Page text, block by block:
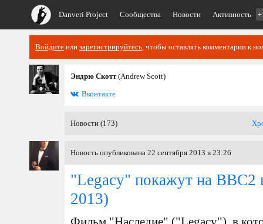
Danveri Project Сообщества Новости Активность
Войдите или зарегистрируйтесь, чтобы оставлять комментарии к
Эндрю Скотт(Andrew Scott)
Вконтакте
Новости (173)
Новость опубликована 22 сентября 2013 в 23:26
"Legacy" покажут на BBC2
2013)